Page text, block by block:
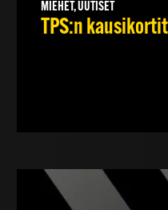
MIEHET, UUTISET
TPS:n